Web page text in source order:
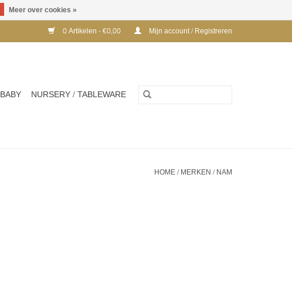
0 Artikelen - €0,00 Mijn account / Registreren
BABY NURSERY / TABLEWARE
HOME/MERKEN/NAM
Meer over cookies »